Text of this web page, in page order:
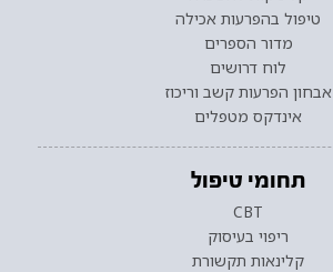
טיפול בהפרעות אכילה
מדור הספרים
לוח דרושים
אבחון הפרעות קשב וריכוז
אינדקס מטפלים
תחומי טיפול
CBT
ריפוי בעיסוק
קלינאות תקשורת